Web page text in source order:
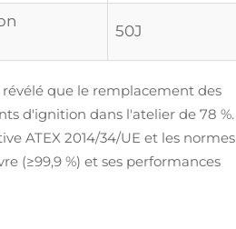
50J
que le remplacement des
d'ignition dans l'atelier de 78 %.
ATEX 2014/34/UE et les normes
(≥99,9 %) et ses performances